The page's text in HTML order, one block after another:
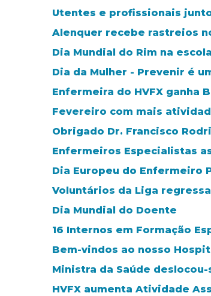
Utentes e profissionais
Alenquer recebe rastreios
Dia Mundial do Rim na escola
Dia da Mulher - Prevenir é
Enfermeira do HVFX ganha
Fevereiro com mais
Obrigado Dr. Francisco
Enfermeiros Especialistas
Dia Europeu do Enfermeiro
Voluntários da Liga
Dia Mundial do Doente
16 Internos em Formação
Bem-vindos ao nosso
Ministra da Saúde
HVFX aumenta Atividade